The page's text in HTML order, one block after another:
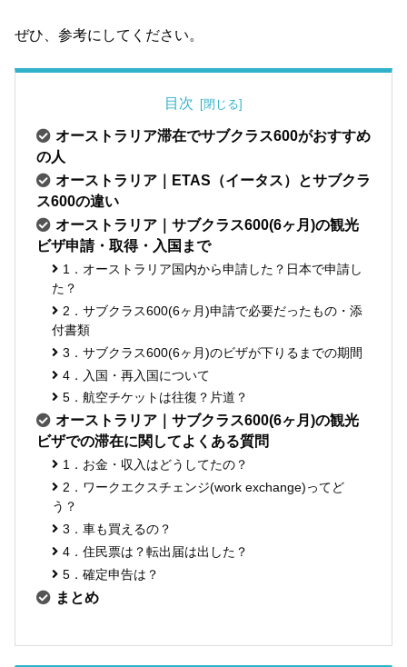
ぜひ、参考にしてください。
目次
オーストラリア滞在でサブクラス600がおすすめ
の人
オーストラリア｜ETAS（イータス）とサブクラ
ス600の違い
オーストラリア｜サブクラス600(6ヶ月)の観光
ビザ申請・取得・入国まで
1．オーストラリア国内から申請した？日本で申請し
た？
2．サブクラス600(6ヶ月)申請で必要だったもの・添
付書類
3．サブクラス600(6ヶ月)のビザが下りるまでの期間
4．入国・再入国について
5．航空チケットは往復？片道？
オーストラリア｜サブクラス600(6ヶ月)の観光
ビザでの滞在に関してよくある質問
1．お金・収入はどうしてたの？
2．ワークエクスチェンジ(work exchange)ってど
う？
3．車も買えるの？
4．住民票は？転出届は出した？
5．確定申告は？
まとめ